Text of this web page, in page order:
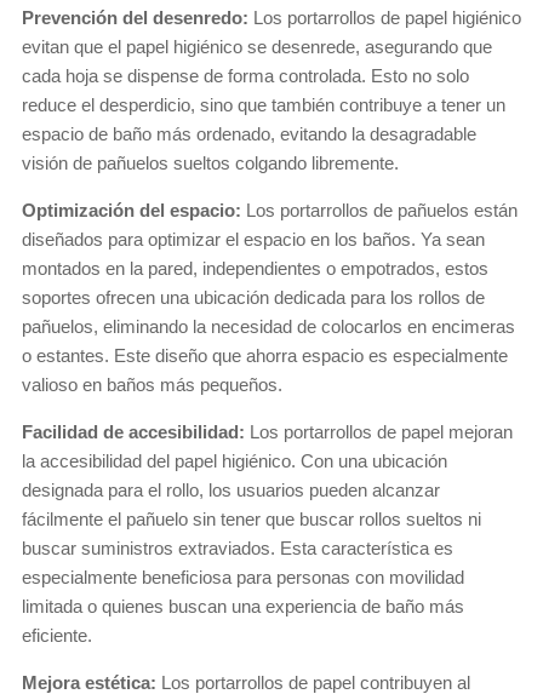
Prevención del desenredo: Los portarrollos de papel higiénico
evitan que el papel higiénico se desenrede, asegurando que
cada hoja se dispense de forma controlada. Esto no solo
reduce el desperdicio, sino que también contribuye a tener un
espacio de baño más ordenado, evitando la desagradable
visión de pañuelos sueltos colgando libremente.
Optimización del espacio: Los portarrollos de pañuelos están
diseñados para optimizar el espacio en los baños. Ya sean
montados en la pared, independientes o empotrados, estos
soportes ofrecen una ubicación dedicada para los rollos de
pañuelos, eliminando la necesidad de colocarlos en encimeras
o estantes. Este diseño que ahorra espacio es especialmente
valioso en baños más pequeños.
Facilidad de accesibilidad: Los portarrollos de papel mejoran
la accesibilidad del papel higiénico. Con una ubicación
designada para el rollo, los usuarios pueden alcanzar
fácilmente el pañuelo sin tener que buscar rollos sueltos ni
buscar suministros extraviados. Esta característica es
especialmente beneficiosa para personas con movilidad
limitada o quienes buscan una experiencia de baño más
eficiente.
Mejora estética: Los portarrollos de papel contribuyen al